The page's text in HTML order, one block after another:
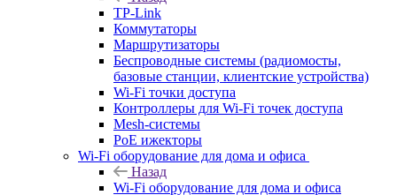
TP-Link
Коммутаторы
Маршрутизаторы
Беспроводные системы (радиомосты,
базовые станции, клиентские устройства)
Wi-Fi точки доступа
Контроллеры для Wi-Fi точек доступа
Mesh-системы
PoE ижекторы
Wi-Fi оборудование для дома и офиса
Назад
Wi-Fi оборудование для дома и офиса